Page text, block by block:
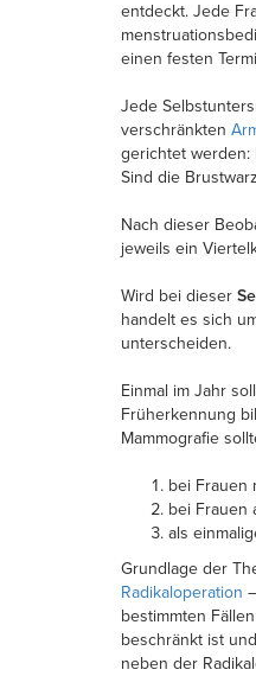
entdeckt. Jede
einen festen
Jede
verschränkten
gerichtet werden:
Sind die
Nach dieser
jeweils ein
Wird bei dieser
handelt es sich
unterscheiden.
Einmal im Jahr
Früherkennung
Mammografie
bei Frauen
bei Frauen
als
Grundlage der
Radikaloperation
bestimmten
beschränkt ist
neben der